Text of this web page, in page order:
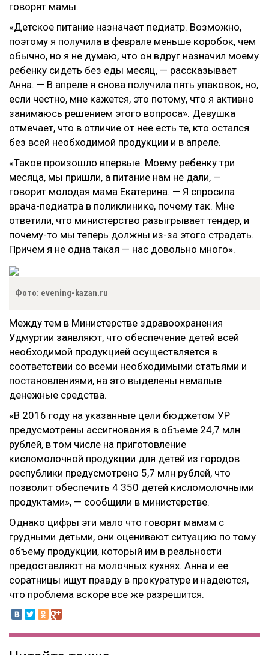
говорят мамы.
«Детское питание назначает педиатр. Возможно,
поэтому я получила в феврале меньше коробок, чем
обычно, но я не думаю, что он вдруг назначил моему
ребенку сидеть без еды месяц, — рассказывает
Анна. — В апреле я снова получила пять упаковок, но,
если честно, мне кажется, это потому, что я активно
занимаюсь решением этого вопроса». Девушка
отмечает, что в отличие от нее есть те, кто остался
без всей необходимой продукции и в апреле.
«Такое произошло впервые. Моему ребенку три
месяца, мы пришли, а питание нам не дали, —
говорит молодая мама Екатерина. — Я спросила
врача-педиатра в поликлинике, почему так. Мне
ответили, что министерство разыгрывает тендер, и
почему-то мы теперь должны из-за этого страдать.
Причем я не одна такая — нас довольно много».
Фото: evening-kazan.ru
Между тем в Министерстве здравоохранения
Удмуртии заявляют, что обеспечение детей всей
необходимой продукцией осуществляется в
соответствии со всеми необходимыми статьями и
постановлениями, на это выделены немалые
денежные средства.
«В 2016 году на указанные цели бюджетом УР
предусмотрены ассигнования в объеме 24,7 млн
рублей, в том числе на приготовление
кисломолочной продукции для детей из городов
республики предусмотрено 5,7 млн рублей, что
позволит обеспечить 4 350 детей кисломолочными
продуктами», — сообщили в министерстве.
Однако цифры эти мало что говорят мамам с
грудными детьми, они оценивают ситуацию по тому
объему продукции, который им в реальности
предоставляют на молочных кухнях. Анна и ее
соратницы ищут правду в прокуратуре и надеются,
что проблема вскоре все же разрешится.